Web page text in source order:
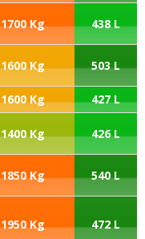
1700 Kg 438 L
1600 Kg 503 L
1600 Kg
427 L
1400 Kg 426 L
1850 Kg 540 L
1950 Kg 472 L